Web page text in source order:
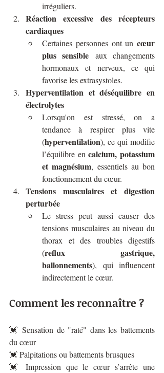
irréguliers.
Réaction excessive des récepteurs
cardiaques
Certaines personnes ont un cœur
plus sensible aux changements
hormonaux et nerveux, ce qui
favorise les extrasystoles.
Hyperventilation et déséquilibre en
électrolytes
Lorsqu'on est stressé, on a
tendance à respirer plus vite
(hyperventilation), ce qui modifie
l’équilibre en calcium, potassium
et magnésium, essentiels au bon
fonctionnement du cœur.
Tensions musculaires et digestion
perturbée
Le stress peut aussi causer des
tensions musculaires au niveau du
thorax et des troubles digestifs
(reflux gastrique,
ballonnements), qui influencent
indirectement le cœur.
Comment les reconnaître ?
💓 Sensation de "raté" dans les battements
du cœur
💓 Palpitations ou battements brusques
💓 Impression que le cœur s’arrête une